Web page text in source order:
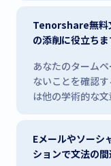
Tenorshare無料
の添削に役立ちま
あなたのターム
ないことを確認
は他の学術的な文
Eメールやソーシ
ションで文法の